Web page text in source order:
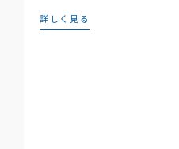
詳しく見る